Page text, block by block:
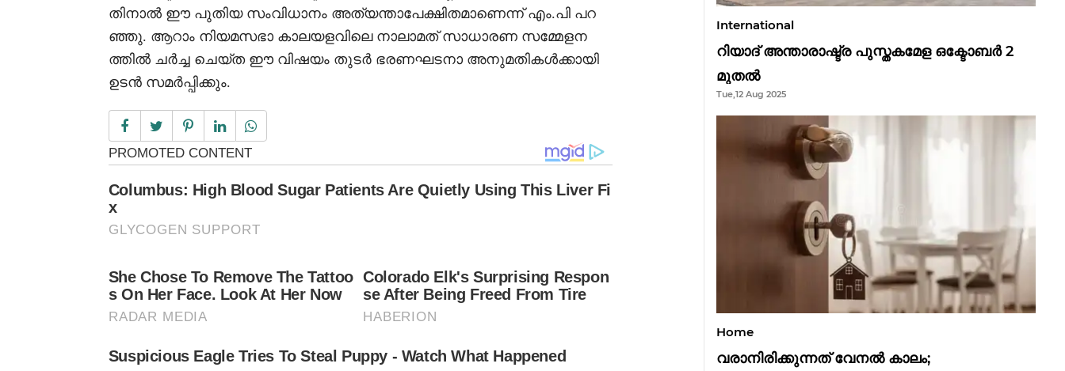
തിനാൽ ഈ പുതിയ സംവിധാനം അത്യന്താപേക്ഷിതമാണെന്ന് എം.പി പറ
ഞ്ഞു. ആറാം നിയമസഭാ കാലയളവിലെ നാലാമത് സാധാരണ സമ്മേളന
ത്തിൽ ചർച്ച ചെയ്ത ഈ വിഷയം തുടർ ഭരണഘടനാ അനുമതികൾക്കായി
ഉടൻ സമർപ്പിക്കും.
International
റിയാദ് അന്താരാഷ്ട്ര പുസ്തകമേള ഒക്ടോബർ 2
മുതൽ
Tue,12 Aug 2025
Home
വരാനിരിക്കുന്നത് വേനൽ കാലം;